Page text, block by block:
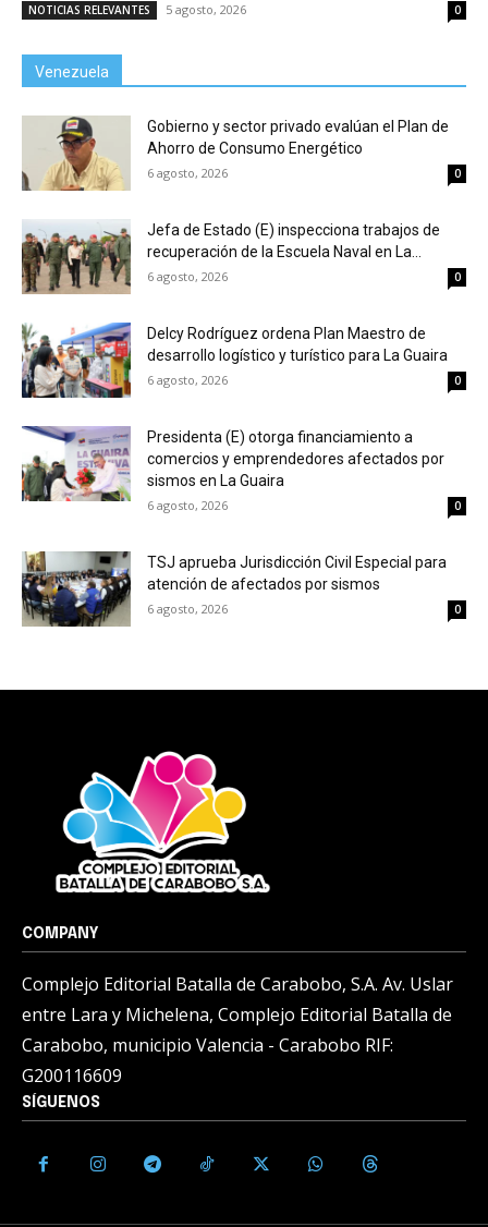
NOTICIAS RELEVANTES 5 agosto, 2026 0
Venezuela
Gobierno y sector privado evalúan el Plan de
Ahorro de Consumo Energético
6 agosto, 2026 0
Jefa de Estado (E) inspecciona trabajos de
recuperación de la Escuela Naval en La...
6 agosto, 2026 0
Delcy Rodríguez ordena Plan Maestro de
desarrollo logístico y turístico para La Guaira
6 agosto, 2026 0
Presidenta (E) otorga financiamiento a
comercios y emprendedores afectados por
sismos en La Guaira
6 agosto, 2026 0
TSJ aprueba Jurisdicción Civil Especial para
atención de afectados por sismos
6 agosto, 2026 0
COMPANY
Complejo Editorial Batalla de Carabobo, S.A. Av. Uslar
entre Lara y Michelena, Complejo Editorial Batalla de
Carabobo, municipio Valencia - Carabobo RIF:
G200116609
SÍGUENOS